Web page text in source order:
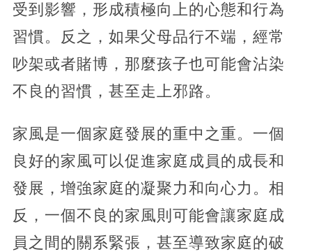
受到影響，形成積極向上的心態和行為
習慣。反之，如果父母品行不端，經常
吵架或者賭博，那麼孩子也可能會沾染
不良的習慣，甚至走上邪路。
家風是一個家庭發展的重中之重。一個
良好的家風可以促進家庭成員的成長和
發展，增強家庭的凝聚力和向心力。相
反，一個不良的家風則可能會讓家庭成
員之間的關系緊張，甚至導致家庭的破